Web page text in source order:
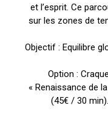
et l’esprit. Ce
sur les zones de
Objectif : Equilibre
Option :
« Renaissance de
(45€ / 30 min).